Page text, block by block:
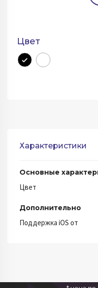
Цвет
Характеристики
Основные
Цвет
Дополнительно
Поддержка iOS от